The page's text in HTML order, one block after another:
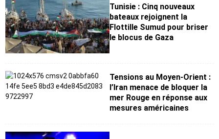
Tunisie : Cinq nouveaux
bateaux rejoignent la
Flottille Sumud pour briser
le blocus de Gaza
Tensions au Moyen-Orient :
l’Iran menace de bloquer la
mer Rouge en réponse aux
mesures américaines